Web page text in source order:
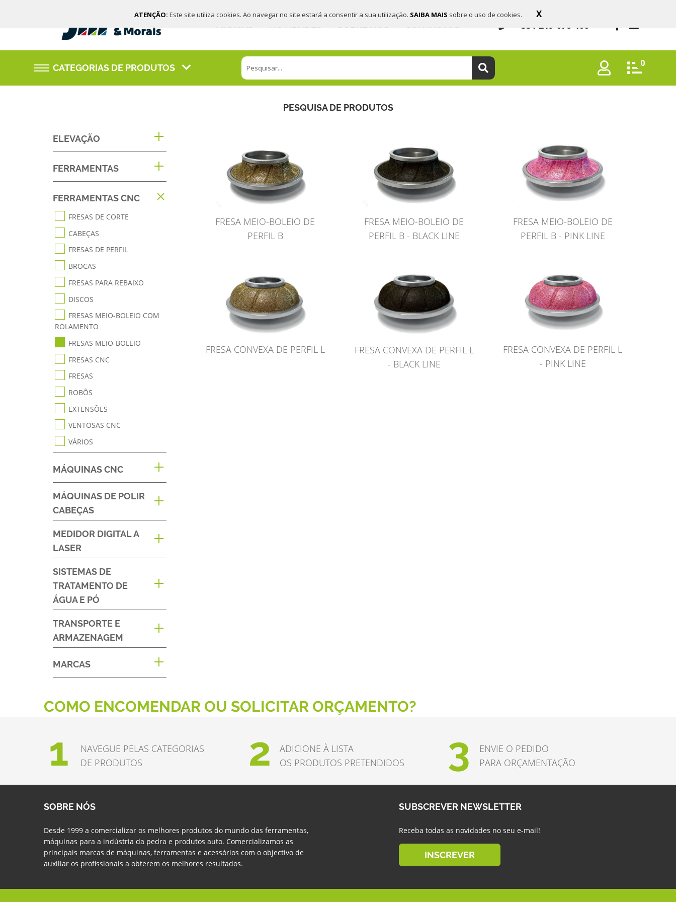
ATENÇÃO: Este site utiliza cookies. Ao navegar no site estará a consentir a sua utilização. SAIBA MAIS sobre o uso de cookies. X
+351 219 678 466
CATEGORIAS DE PRODUTOS 0
PESQUISA DE PRODUTOS
ELEVAÇÃO
FERRAMENTAS
FERRAMENTAS CNC
FRESAS DE CORTE
CABEÇAS
FRESAS DE PERFIL
BROCAS
FRESAS PARA REBAIXO
DISCOS
FRESAS MEIO-BOLEIO COM
ROLAMENTO
FRESAS MEIO-BOLEIO
FRESAS CNC
FRESAS
ROBÔS
EXTENSÕES
VENTOSAS CNC
VÁRIOS
MÁQUINAS CNC
MÁQUINAS DE POLIR
CABEÇAS
MEDIDOR DIGITAL A
LASER
SISTEMAS DE
TRATAMENTO DE
ÁGUA E PÓ
TRANSPORTE E
ARMAZENAGEM
MARCAS
FRESA MEIO-BOLEIO DE
PERFIL B
FRESA MEIO-BOLEIO DE
PERFIL B - BLACK LINE
FRESA MEIO-BOLEIO DE
PERFIL B - PINK LINE
FRESA CONVEXA DE PERFIL L
FRESA CONVEXA DE PERFIL L
- BLACK LINE
FRESA CONVEXA DE PERFIL L
- PINK LINE
COMO ENCOMENDAR OU SOLICITAR ORÇAMENTO?
1
NAVEGUE PELAS CATEGORIAS
DE PRODUTOS
2
ADICIONE À LISTA
OS PRODUTOS PRETENDIDOS
3
ENVIE O PEDIDO
PARA ORÇAMENTAÇÃO
SOBRE NÓS
Desde 1999 a comercializar os melhores produtos do mundo das ferramentas,
máquinas para a indústria da pedra e produtos auto. Comercializamos as
principais marcas de máquinas, ferramentas e acessórios com o objectivo de
auxiliar os profissionais a obterem os melhores resultados.
SUBSCREVER NEWSLETTER
Receba todas as novidades no seu e-mail!
INSCREVER